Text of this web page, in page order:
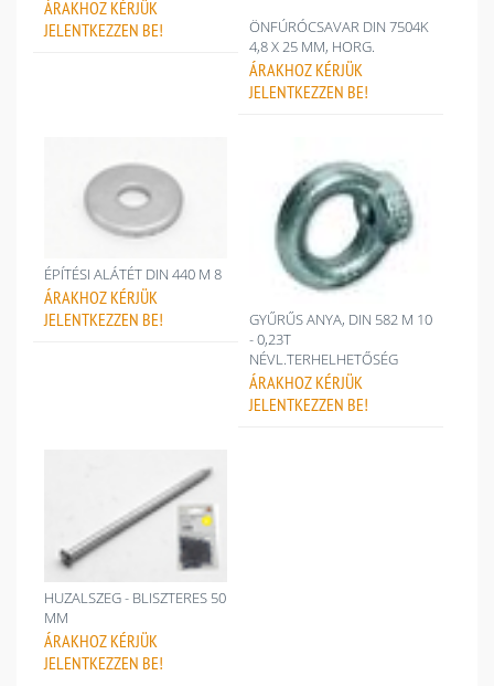
ÁRAKHOZ KÉRJÜK
JELENTKEZZEN BE!
ÖNFÚRÓCSAVAR DIN 7504K
4,8 X 25 MM, HORG.
ÁRAKHOZ KÉRJÜK
JELENTKEZZEN BE!
ÉPÍTÉSI ALÁTÉT DIN 440 M 8
ÁRAKHOZ KÉRJÜK
JELENTKEZZEN BE!
GYŰRŰS ANYA, DIN 582 M 10
- 0,23T
NÉVL.TERHELHETŐSÉG
ÁRAKHOZ KÉRJÜK
JELENTKEZZEN BE!
HUZALSZEG - BLISZTERES 50
MM
ÁRAKHOZ KÉRJÜK
JELENTKEZZEN BE!